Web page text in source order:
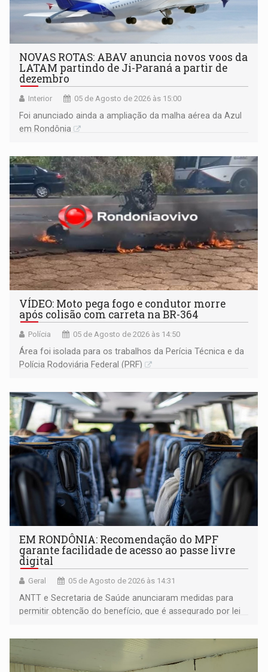
NOVAS ROTAS: ABAV anuncia novos voos da
LATAM partindo de Ji-Paraná a partir de
dezembro
Interior 05 de Agosto de 2026 às 15:00
Foi anunciado ainda a ampliação da malha aérea da Azul
em Rondônia
VÍDEO: Moto pega fogo e condutor morre
após colisão com carreta na BR-364
Polícia 05 de Agosto de 2026 às 14:50
Área foi isolada para os trabalhos da Perícia Técnica e da
Polícia Rodoviária Federal (PRF)
EM RONDÔNIA: Recomendação do MPF
garante facilidade de acesso ao passe livre
digital
Geral 05 de Agosto de 2026 às 14:31
ANTT e Secretaria de Saúde anunciaram medidas para
permitir obtenção do benefício, que é assegurado por lei